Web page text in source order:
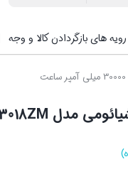
رویه های بازگردادن کالا و وجه